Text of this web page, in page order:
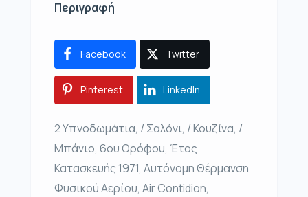
Περιγραφή
Facebook Twitter
Pinterest LinkedIn
2 Υπνοδωμάτια, / Σαλόνι, / Κουζίνα, /
Μπάνιο, 6ου Ορόφου, Έτος
Κατασκευής 1971, Αυτόνομη Θέρμανση
Φυσικού Αερίου, Air Contidion,